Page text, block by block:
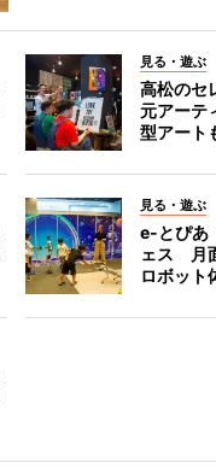
見る・遊ぶ
高松のセ
元アー
型アート
見る・遊ぶ
e-とぴあ
ェス 月
ロボット